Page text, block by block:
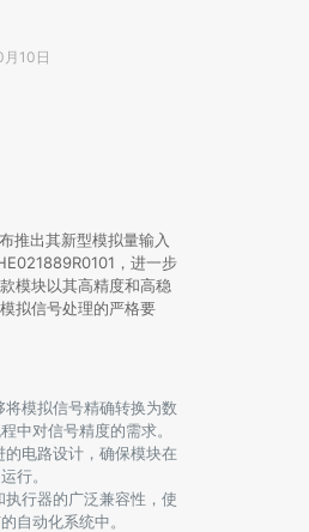
10日
推出其新型模拟量输入
，进一步
模块以其高精度和高稳
拟信号处理的严格要
将模拟信号精确转换为数
中对信号精度的需求。
的电路设计，确保模块在
行。
执行器的广泛兼容性，使
自动化系统中。